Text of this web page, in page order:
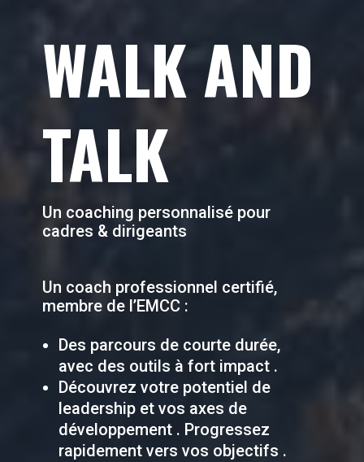
WALK AND
TALK
Un coaching personnalisé pour
cadres & dirigeants
Un coach professionnel certifié,
membre de l’EMCC :
Des parcours de courte durée,
avec des outils à fort impact .
Découvrez votre potentiel de
leadership et vos axes de
développement . Progressez
rapidement vers vos objectifs .